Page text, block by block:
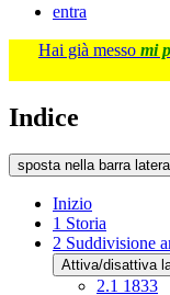
entra
Hai già messo mi
Indice
sposta nella barra
Inizio
1 Storia
2 Suddivisione
Attiva/disattiva
2.1 1833